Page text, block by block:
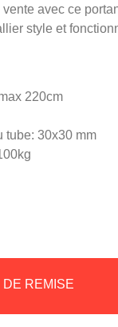
avec ce
style et
220cm
tube: 30x30 mm
DE REMISE